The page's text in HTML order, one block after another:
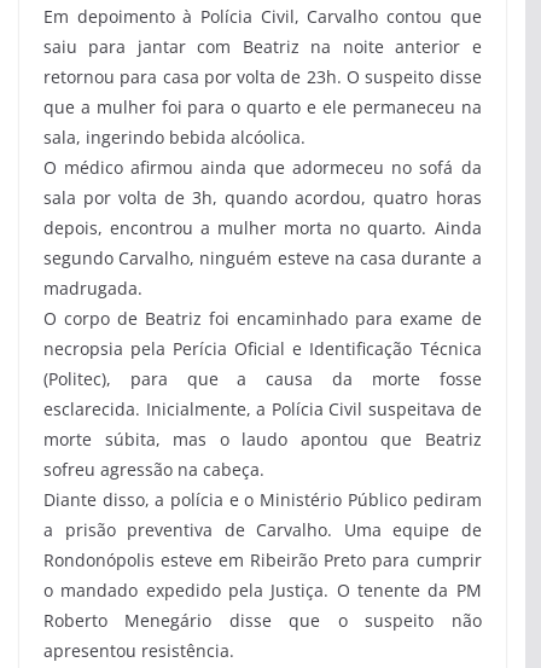
Em depoimento à Polícia Civil, Carvalho contou que
saiu para jantar com Beatriz na noite anterior e
retornou para casa por volta de 23h. O suspeito disse
que a mulher foi para o quarto e ele permaneceu na
sala, ingerindo bebida alcóolica.
O médico afirmou ainda que adormeceu no sofá da
sala por volta de 3h, quando acordou, quatro horas
depois, encontrou a mulher morta no quarto. Ainda
segundo Carvalho, ninguém esteve na casa durante a
madrugada.
O corpo de Beatriz foi encaminhado para exame de
necropsia pela Perícia Oficial e Identificação Técnica
(Politec), para que a causa da morte fosse
esclarecida. Inicialmente, a Polícia Civil suspeitava de
morte súbita, mas o laudo apontou que Beatriz
sofreu agressão na cabeça.
Diante disso, a polícia e o Ministério Público pediram
a prisão preventiva de Carvalho. Uma equipe de
Rondonópolis esteve em Ribeirão Preto para cumprir
o mandado expedido pela Justiça. O tenente da PM
Roberto Menegário disse que o suspeito não
apresentou resistência.